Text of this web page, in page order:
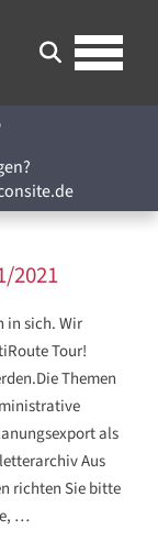
2021
in sich. Wir
Tour!
Themen
als
Aus
richten Sie bitte
…